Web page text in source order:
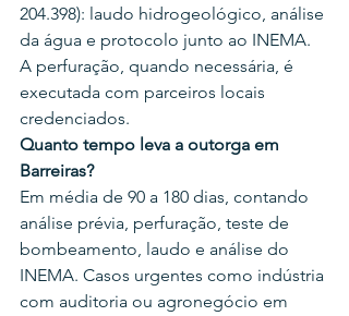
204.398): laudo hidrogeológico, análise
da água e protocolo junto ao INEMA.
A perfuração, quando necessária, é
executada com parceiros locais
credenciados.
Quanto tempo leva a outorga em
Barreiras?
Em média de 90 a 180 dias, contando
análise prévia, perfuração, teste de
bombeamento, laudo e análise do
INEMA. Casos urgentes como indústria
com auditoria ou agronegócio em